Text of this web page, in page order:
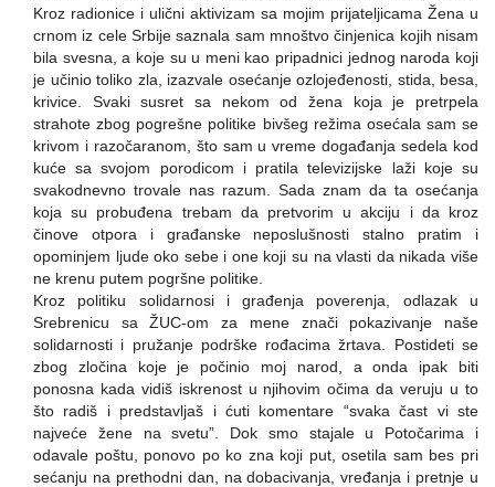
Kroz radionice i ulični aktivizam sa mojim prijateljicama Žena u
crnom iz cele Srbije saznala sam mnoštvo činjenica kojih nisam
bila svesna, a koje su u meni kao pripadnici jednog naroda koji
je učinio toliko zla, izazvale osećanje ozlojeđenosti, stida, besa,
krivice. Svaki susret sa nekom od žena koja je pretrpela
strahote zbog pogrešne politike bivšeg režima osećala sam se
krivom i razočaranom, što sam u vreme događanja sedela kod
kuće sa svojom porodicom i pratila televizijske laži koje su
svakodnevno trovale nas razum. Sada znam da ta osećanja
koja su probuđena trebam da pretvorim u akciju i da kroz
činove otpora i građanske neposlušnosti stalno pratim i
opominjem ljude oko sebe i one koji su na vlasti da nikada više
ne krenu putem pogršne politike.
Kroz politiku solidarnosi i građenja poverenja, odlazak u
Srebrenicu sa ŽUC-om za mene znači pokazivanje naše
solidarnosti i pružanje podrške rođacima žrtava. Postideti se
zbog zločina koje je počinio moj narod, a onda ipak biti
ponosna kada vidiš iskrenost u njihovim očima da veruju u to
što radiš i predstavljaš i ćuti komentare “svaka čast vi ste
najveće žene na svetu”. Dok smo stajale u Potočarima i
odavale poštu, ponovo po ko zna koji put, osetila sam bes pri
sećanju na prethodni dan, na dobacivanja, vređanja i pretnje u